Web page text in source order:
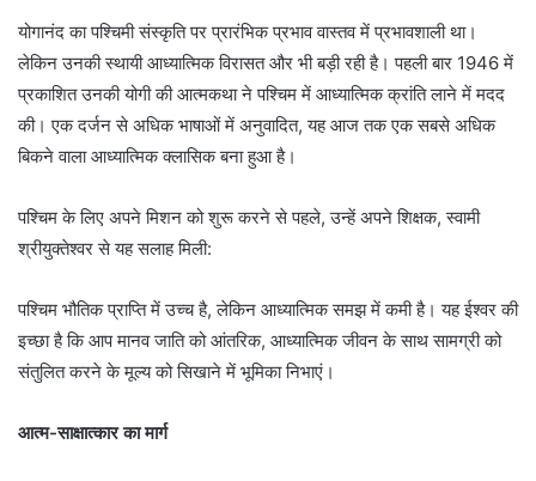
योगानंद का पश्चिमी संस्कृति पर प्रारंभिक प्रभाव वास्तव में प्रभावशाली था।
लेकिन उनकी स्थायी आध्यात्मिक विरासत और भी बड़ी रही है। पहली बार 1946 में
प्रकाशित उनकी योगी की आत्मकथा ने पश्चिम में आध्यात्मिक क्रांति लाने में मदद
की। एक दर्जन से अधिक भाषाओं में अनुवादित, यह आज तक एक सबसे अधिक
बिकने वाला आध्यात्मिक क्लासिक बना हुआ है।
पश्चिम के लिए अपने मिशन को शुरू करने से पहले, उन्हें अपने शिक्षक, स्वामी
श्रीयुक्तेश्वर से यह सलाह मिली:
पश्चिम भौतिक प्राप्ति में उच्च है, लेकिन आध्यात्मिक समझ में कमी है। यह ईश्वर की
इच्छा है कि आप मानव जाति को आंतरिक, आध्यात्मिक जीवन के साथ सामग्री को
संतुलित करने के मूल्य को सिखाने में भूमिका निभाएं।
आत्म-साक्षात्कार का मार्ग